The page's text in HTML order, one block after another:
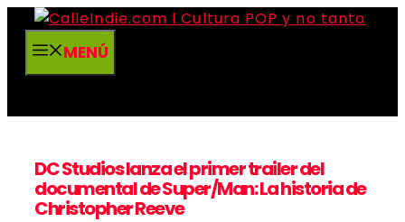
Saltar
contenidoMENÚ
DC Studios lanza el primer trailer del
documental de Super/Man: La historia de
Christopher Reeve